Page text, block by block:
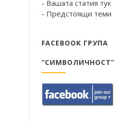
- Вашата статия тук
- Предстоящи теми
FACEBOOK ГРУПА
“СИМВОЛИЧНОСТ”